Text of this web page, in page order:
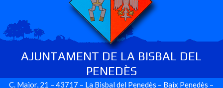
AJUNTAMENT DE LA BISBAL DEL
PENEDÈS
C. Major, 21 – 43717 – La Bisbal del Penedès – Baix Penedès –